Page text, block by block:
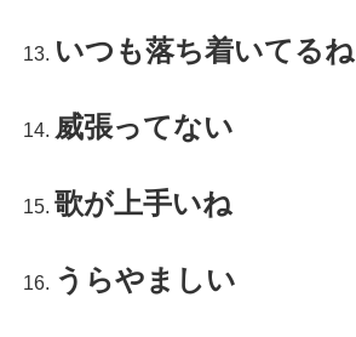
いつも落ち着いてるね
威張ってない
歌が上手いね
うらやましい